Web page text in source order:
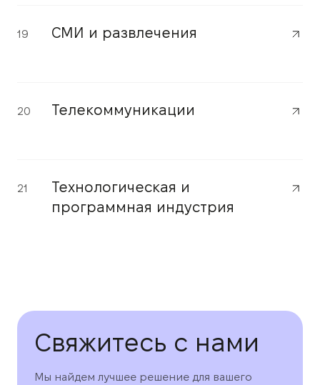
19 СМИ и развлечения
20 Телекоммуникации
21
Технологическая и
программная индустрия
Свяжитесь с нами
Мы найдем лучшее решение для вашего